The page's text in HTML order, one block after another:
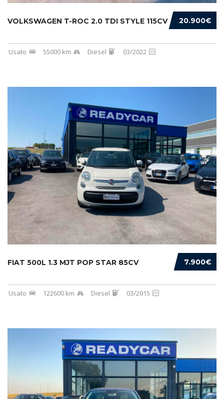
20.900€
VOLKSWAGEN T-ROC 2.0 TDI STYLE 115CV
Usato 55000 km Diesel 03/2022
7.900€
FIAT 500L 1.3 MJT POP STAR 85CV
Usato 122600 km Diesel 03/2015